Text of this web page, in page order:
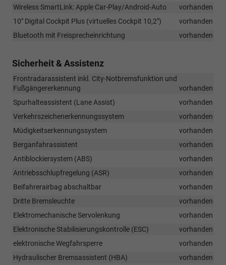
Wireless SmartLink: Apple Car-Play/Android-Auto
vorhanden
10" Digital Cockpit Plus (virtuelles Cockpit 10,2")
vorhanden
Bluetooth mit Freisprecheinrichtung
vorhanden
Sicherheit & Assistenz
Frontradarassistent inkl. City-Notbremsfunktion und
Fußgängererkennung
vorhanden
Spurhalteassistent (Lane Assist)
vorhanden
Verkehrszeichenerkennungssystem
vorhanden
Müdigkeitserkennungssystem
vorhanden
Berganfahrassistent
vorhanden
Antiblockiersystem (ABS)
vorhanden
Antriebsschlupfregelung (ASR)
vorhanden
Beifahrerairbag abschaltbar
vorhanden
Dritte Bremsleuchte
vorhanden
Elektromechanische Servolenkung
vorhanden
Elektronische Stabilisierungskontrolle (ESC)
vorhanden
elektronische Wegfahrsperre
vorhanden
Hydraulischer Bremsassistent (HBA)
vorhanden